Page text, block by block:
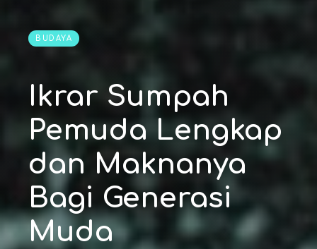
BUDAYA
Ikrar Sumpah
Pemuda Lengkap
dan Maknanya
Bagi Generasi
Muda